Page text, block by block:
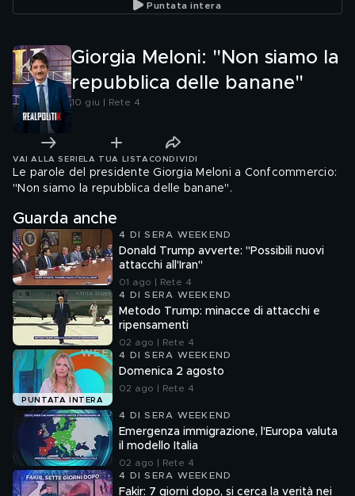
Puntata intera
Giorgia Meloni: "Non siamo la
repubblica delle banane"
10 giu | Rete 4
VAI ALLA SERIE LA TUA LISTA CONDIVIDI
Le parole del presidente Giorgia Meloni a Confcommercio:
"Non siamo la repubblica delle banane".
Guarda anche
4 DI SERA WEEKEND
Donald Trump avverte: "Possibili nuovi
attacchi all'Iran"
01 ago | Rete 4
4 DI SERA WEEKEND
Metodo Trump: minacce di attacchi e
ripensamenti
02 ago | Rete 4
PUNTATA INTERA
4 DI SERA WEEKEND
Domenica 2 agosto
02 ago | Rete 4
4 DI SERA WEEKEND
Emergenza immigrazione, l'Europa valuta
il modello Italia
02 ago | Rete 4
4 DI SERA WEEKEND
Fakir: 7 giorni dopo, si cerca la verità nei